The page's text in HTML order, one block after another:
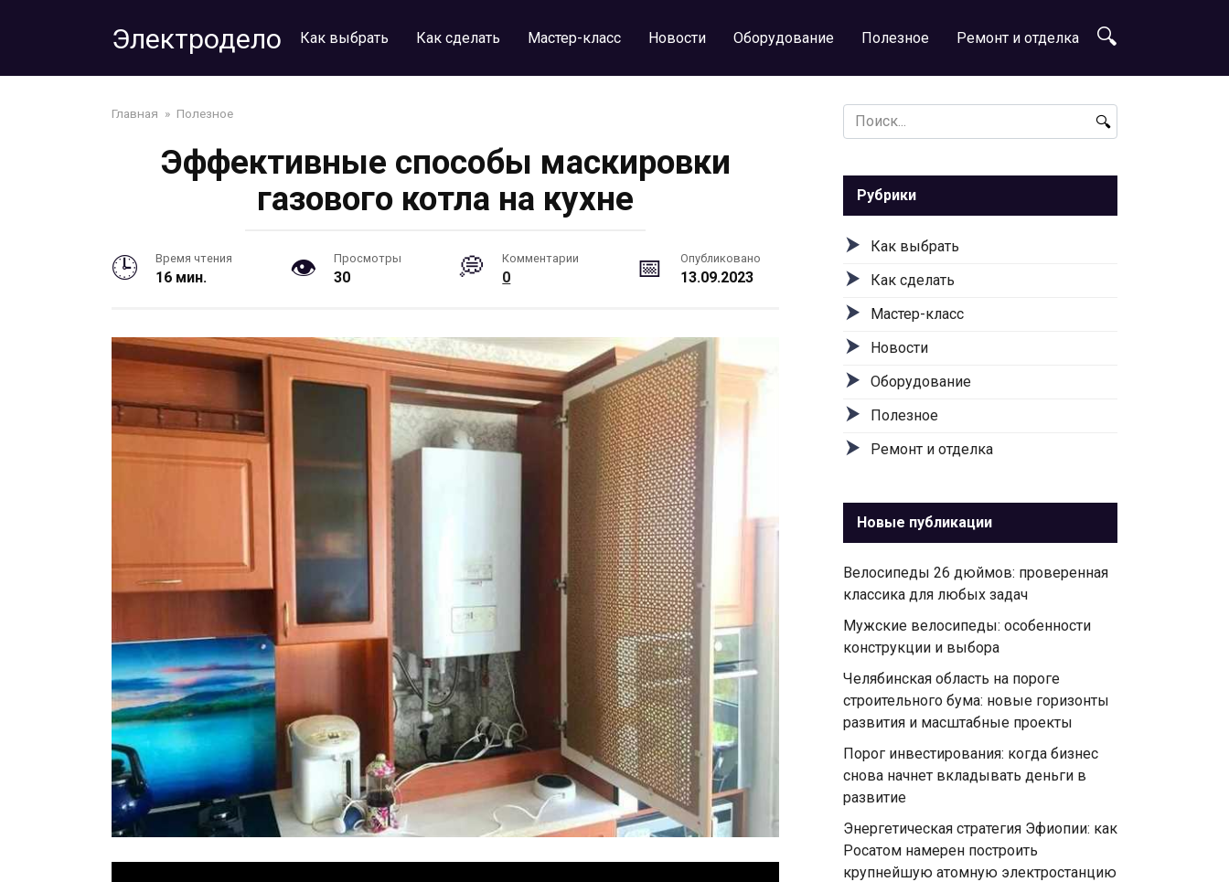
Электродело Как выбрать Как сделать Мастер-класс Новости Оборудование Полезное Ремонт и отделка
Главная » Полезное
Эффективные способы маскировки
газового котла на кухне
Время чтения
16 мин.
Просмотры
30
Комментарии
0
Опубликовано
13.09.2023
Search
for:
Рубрики
Как выбрать
Как сделать
Мастер-класс
Новости
Оборудование
Полезное
Ремонт и отделка
Новые публикации
Велосипеды 26 дюймов: проверенная
классика для любых задач
Мужские велосипеды: особенности
конструкции и выбора
Челябинская область на пороге
строительного бумa: новые горизонты
развития и масштабные проекты
Порог инвестирования: когда бизнес
снова начнет вкладывать деньги в
развитие
Энергетическая стратегия Эфиопии: как
Росатом намерен построить
крупнейшую атомную электростанцию